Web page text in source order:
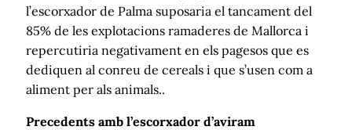
l’escorxador de Palma suposaria el tancament del
85% de les explotacions ramaderes de Mallorca i
repercutiria negativament en els pagesos que es
dediquen al conreu de cereals i que s’usen com a
aliment per als animals..
Precedents amb l’escorxador d’aviram